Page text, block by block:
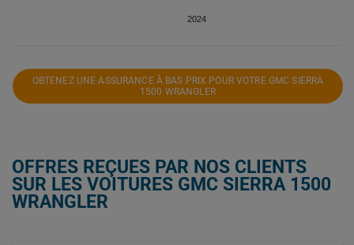
2024
OBTENEZ UNE ASSURANCE À BAS PRIX POUR VOTRE GMC SIERRA
1500 WRANGLER
OFFRES REÇUES PAR NOS CLIENTS
SUR LES VOITURES GMC SIERRA 1500
WRANGLER